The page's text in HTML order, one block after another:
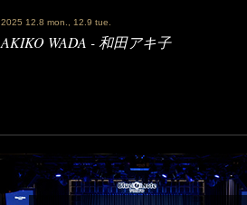
2025 12.8 mon., 12.9 tue.
AKIKO WADA - 和田アキ子